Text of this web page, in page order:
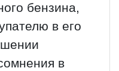
бензина,
в его
в